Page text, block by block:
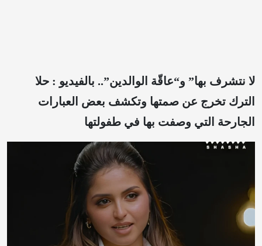
لا نتشرف بها” و“عاقّة الوالدين”.. بالفيديو : حلا
الترك تخرج عن صمتها وتكشف بعض العبارات
الجارحة التي وصفت بها في طفولتها